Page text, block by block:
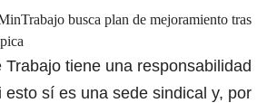
busca plan de mejoramiento tras
Trabajo tiene una responsabilidad
esto sí es una sede sindical y, por